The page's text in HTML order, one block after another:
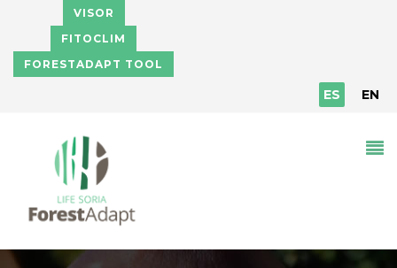
Pasar al contenido principal
VISOR
FITOCLIM
FORESTADAPT TOOL
ES EN